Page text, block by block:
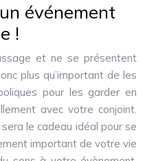
événement
!
et ne se présentent
plus qu’important de les
pour les garder en
avec votre conjoint.
le cadeau idéal pour se
important de votre vie